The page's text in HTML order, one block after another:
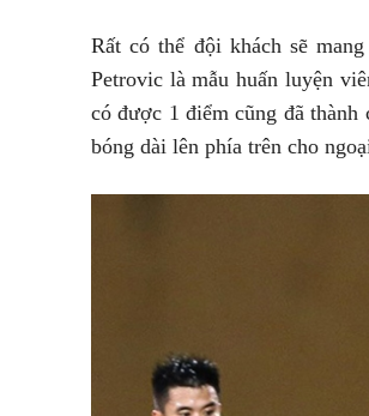
Rất có thể đội khách sẽ
Petrovic là mẫu huấn luyện
có được 1 điểm cũng đã thành
bóng dài lên phía trên cho